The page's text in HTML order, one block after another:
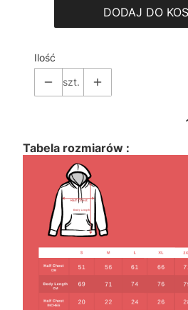
DODAJ DO
Ilość
szt.
Tabela rozmiarów :